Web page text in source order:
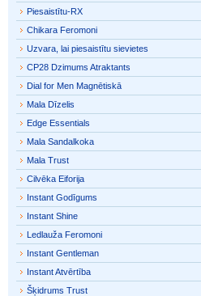
Piesaistītu-RX
Chikara Feromoni
Uzvara, lai piesaistītu sievietes
CP28 Dzimums Atraktants
Dial for Men Magnētiskā
Mala Dīzelis
Edge Essentials
Mala Sandalkoka
Mala Trust
Cilvēka Eiforija
Instant Godīgums
Instant Shine
Ledlauža Feromoni
Instant Gentleman
Instant Atvērtība
Šķidrums Trust